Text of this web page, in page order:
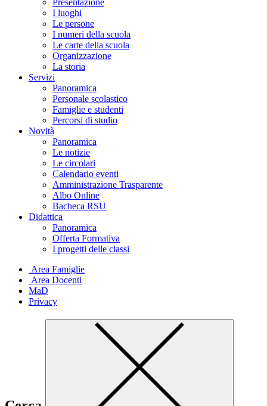
Presentazione
I luoghi
Le persone
I numeri della scuola
Le carte della scuola
Organizzazione
La storia
Servizi
Panoramica
Personale scolastico
Famiglie e studenti
Percorsi di studio
Novità
Panoramica
Le notizie
Le circolari
Calendario eventi
Amministrazione Trasparente
Albo Online
Bacheca RSU
Didattica
Panoramica
Offerta Formativa
I progetti delle classi
Area Famiglie
Area Docenti
MaD
Privacy